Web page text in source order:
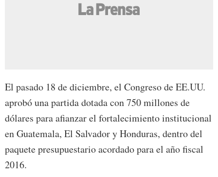
El pasado 18 de diciembre, el Congreso de EE.UU.
aprobó una partida dotada con 750 millones de
dólares para afianzar el fortalecimiento institucional
en Guatemala, El Salvador y Honduras, dentro del
paquete presupuestario acordado para el año fiscal
2016.